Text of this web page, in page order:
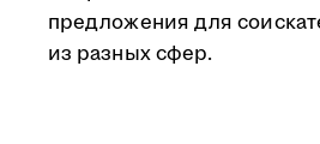
предложения для
из разных сфер.